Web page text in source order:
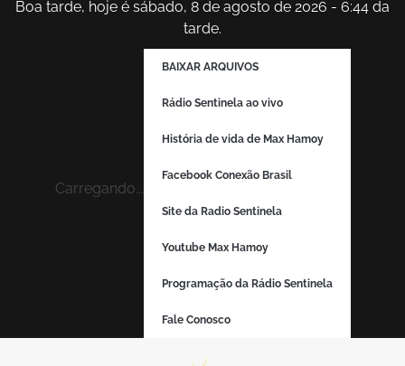
Boa tarde, hoje é sábado, 8 de agosto de 2026 - 6:44 da
tarde.
Carregando...
BAIXAR ARQUIVOS
Rádio Sentinela ao vivo
História de vida de Max Hamoy
Facebook Conexão Brasil
Site da Radio Sentinela
Youtube Max Hamoy
Programação da Rádio Sentinela
Fale Conosco